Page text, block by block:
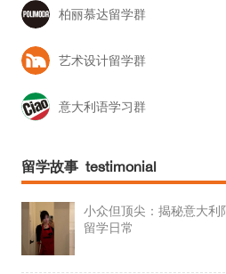
柏丽慕达留学群
艺术设计留学群
意大利语学习群
留学故事 testimonial
小众但顶尖：揭秘意大利
留学日常